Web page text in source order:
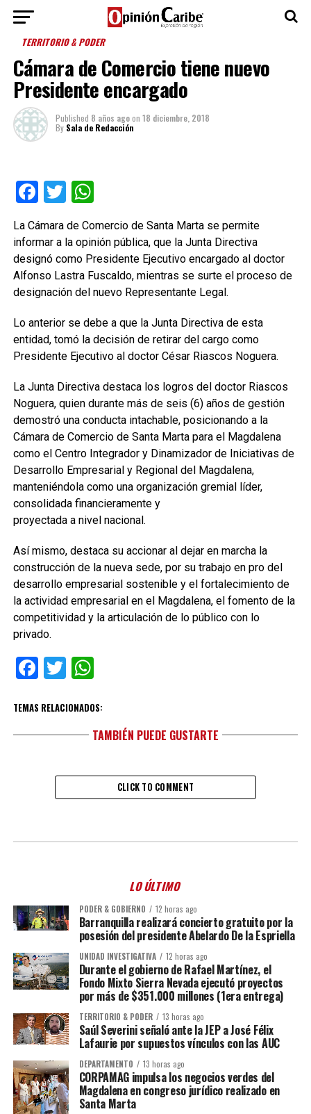
TERRITORIO & PODER
Cámara de Comercio tiene nuevo
Presidente encargado
Published 8 años agoon 18 diciembre, 2018
By Sala de Redacción
Facebook
TwitterWhatsApp
La Cámara de Comercio de Santa Marta se permite
informar a la opinión pública, que la Junta Directiva
designó como Presidente Ejecutivo encargado al doctor
Alfonso Lastra Fuscaldo, mientras se surte el proceso de
designación del nuevo Representante Legal.
Lo anterior se debe a que la Junta Directiva de esta
entidad, tomó la decisión de retirar del cargo como
Presidente Ejecutivo al doctor César Riascos Noguera.
La Junta Directiva destaca los logros del doctor Riascos
Noguera, quien durante más de seis (6) años de gestión
demostró una conducta intachable, posicionando a la
Cámara de Comercio de Santa Marta para el Magdalena
como el Centro Integrador y Dinamizador de Iniciativas de
Desarrollo Empresarial y Regional del Magdalena,
manteniéndola como una organización gremial líder,
consolidada financieramente y
proyectada a nivel nacional.
Así mismo, destaca su accionar al dejar en marcha la
construcción de la nueva sede, por su trabajo en pro del
desarrollo empresarial sostenible y el fortalecimiento de
la actividad empresarial en el Magdalena, el fomento de la
competitividad y la articulación de lo público con lo
privado.
Facebook
TwitterWhatsApp
TEMAS RELACIONADOS:
TAMBIÉN PUEDE GUSTARTE
CLICK TO COMMENT
LO ÚLTIMO
PODER & GOBIERNO 12 horas ago
Barranquilla realizará concierto gratuito por la
posesión del presidente Abelardo De la Espriella
UNIDAD INVESTIGATIVA 12 horas ago
Durante el gobierno de Rafael Martínez, el
Fondo Mixto Sierra Nevada ejecutó proyectos
por más de $351.000 millones (1era entrega)
TERRITORIO & PODER 13 horas ago
Saúl Severini señaló ante la JEP a José Félix
Lafaurie por supuestos vínculos con las AUC
DEPARTAMENTO 13 horas ago
CORPAMAG impulsa los negocios verdes del
Magdalena en congreso jurídico realizado en
Santa Marta